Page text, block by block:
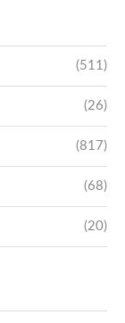
(511)
(26)
(817)
(68)
(20)